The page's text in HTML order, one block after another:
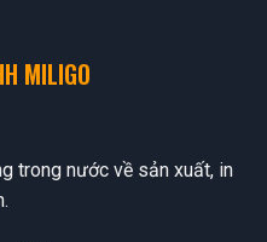
MILIGO
trong nước về sản xuất, in